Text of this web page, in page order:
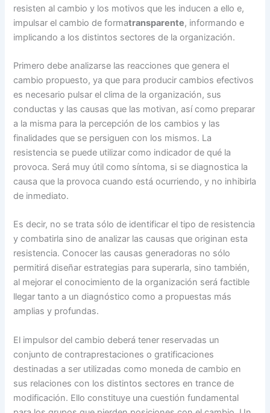
resisten al cambio y los motivos que les inducen a ello e,
impulsar el cambio de formatransparente, informando e
implicando a los distintos sectores de la organización.
Primero debe analizarse las reacciones que genera el
cambio propuesto, ya que para producir cambios efectivos
es necesario pulsar el clima de la organización, sus
conductas y las causas que las motivan, así como preparar
a la misma para la percepción de los cambios y las
finalidades que se persiguen con los mismos. La
resistencia se puede utilizar como indicador de qué la
provoca. Será muy útil como síntoma, si se diagnostica la
causa que la provoca cuando está ocurriendo, y no inhibirla
de inmediato.
Es decir, no se trata sólo de identificar el tipo de resistencia
y combatirla sino de analizar las causas que originan esta
resistencia. Conocer las causas generadoras no sólo
permitirá diseñar estrategias para superarla, sino también,
al mejorar el conocimiento de la organización será factible
llegar tanto a un diagnóstico como a propuestas más
amplias y profundas.
El impulsor del cambio deberá tener reservadas un
conjunto de contraprestaciones o gratificaciones
destinadas a ser utilizadas como moneda de cambio en
sus relaciones con los distintos sectores en trance de
modificación. Ello constituye una cuestión fundamental